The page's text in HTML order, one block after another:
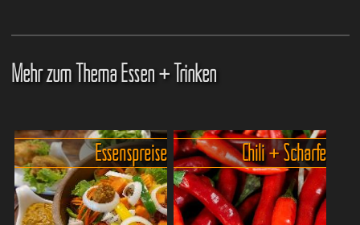
Mehr zum Thema Essen + Trinken
Essenspreise Chili + Schärfe